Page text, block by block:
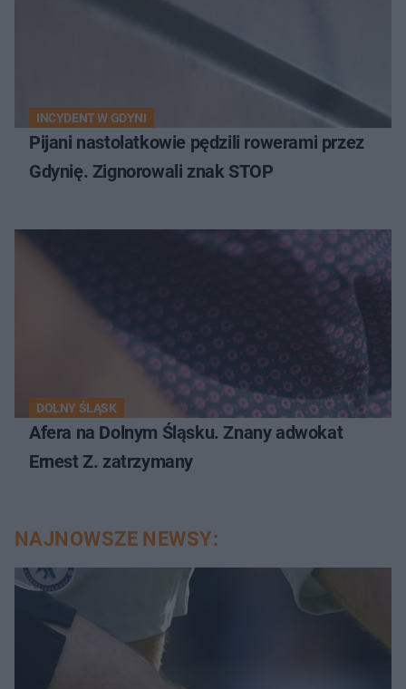
INCYDENT W GDYNI
Pijani nastolatkowie pędzili rowerami przez
Gdynię. Zignorowali znak STOP
DOLNY ŚLĄSK
Afera na Dolnym Śląsku. Znany adwokat
Ernest Z. zatrzymany
NAJNOWSZE NEWSY: